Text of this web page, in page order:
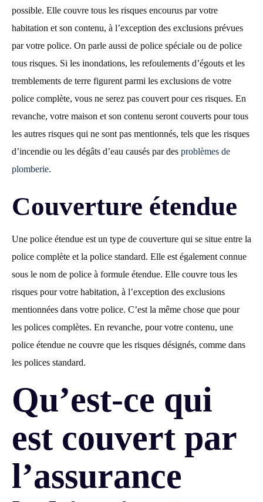
possible. Elle couvre tous les risques encourus par votre
habitation et son contenu, à l’exception des exclusions prévues
par votre police. On parle aussi de police spéciale ou de police
tous risques. Si les inondations, les refoulements d’égouts et les
tremblements de terre figurent parmi les exclusions de votre
police complète, vous ne serez pas couvert pour ces risques. En
revanche, votre maison et son contenu seront couverts pour tous
les autres risques qui ne sont pas mentionnés, tels que les risques
d’incendie ou les dégâts d’eau causés par des problèmes de
plomberie.
Couverture étendue
Une police étendue est un type de couverture qui se situe entre la
police complète et la police standard. Elle est également connue
sous le nom de police à formule étendue. Elle couvre tous les
risques pour votre habitation, à l’exception des exclusions
mentionnées dans votre police. C’est la même chose que pour
les polices complètes. En revanche, pour votre contenu, une
police étendue ne couvre que les risques désignés, comme dans
les polices standard.
Qu’est-ce qui
est couvert par
l’assurance